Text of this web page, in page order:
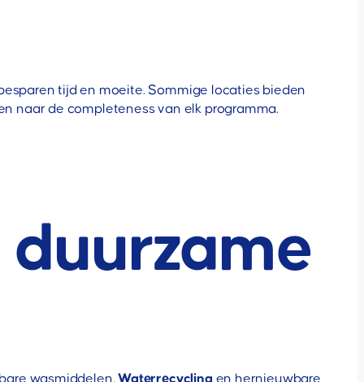
tijd en moeite. Sommige locaties bieden
naar de completeness van elk programma.